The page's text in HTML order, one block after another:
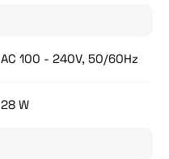
AC 100 - 240V, 50/60Hz
28 W